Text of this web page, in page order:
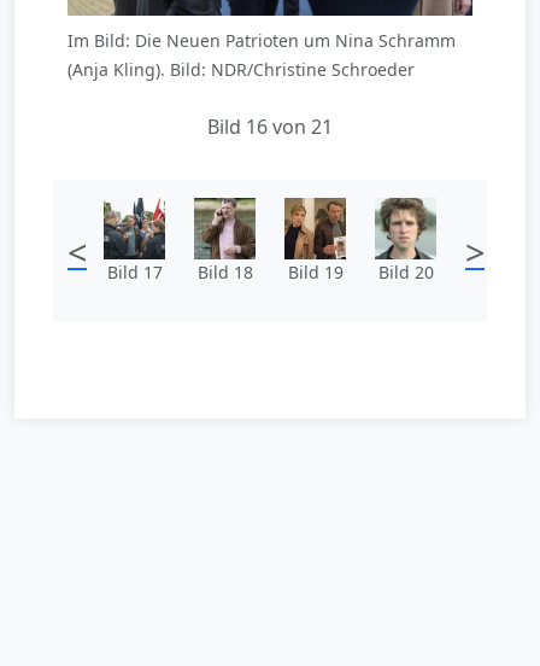
Im Bild: Die Neuen Patrioten um Nina Schramm
(Anja Kling). Bild: NDR/Christine Schroeder
Bild 16 von 21
< Bild 17 Bild 18 Bild 19 Bild 20 >